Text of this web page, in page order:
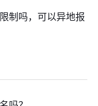
制吗，可以异地报